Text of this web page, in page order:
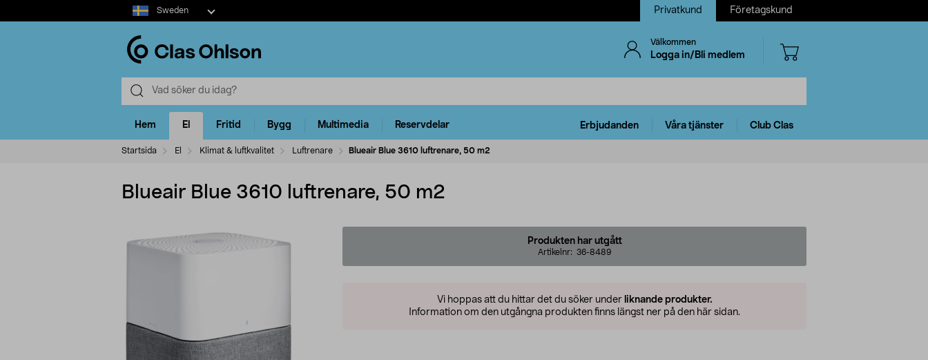
Select
market
Sweden Privatkund Företagskund
Välkommen
Logga in/Bli medlem
Hem El Fritid Bygg Multimedia Reservdelar Erbjudanden Våra tjänster Club Clas
Startsida El Klimat & luftkvalitet Luftrenare Blueair Blue 3610 luftrenare, 50 m2
Blueair Blue 3610 luftrenare, 50 m2
Produkten har utgått
Artikelnr: 36-8489
Vi hoppas att du hittar det du söker under liknande produkter.
Information om den utgångna produkten finns längst ner på den här sidan.